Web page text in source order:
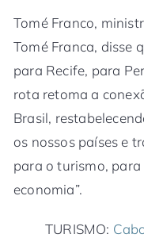
Tomé Franco,
Tomé Franca, disse
para Recife, para
rota retoma a
Brasil,
os nossos países e
para o turismo,
economia”.
TURISMO: